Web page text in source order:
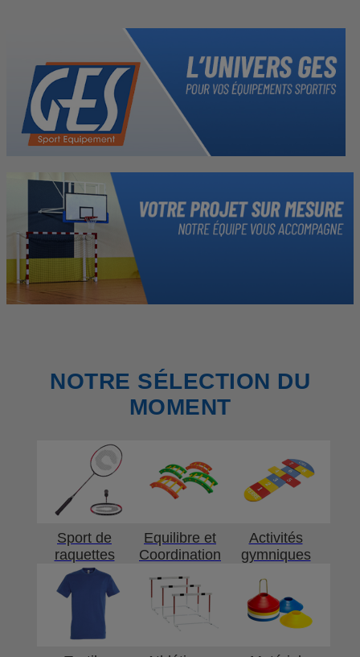
NOTRE SÉLECTION DU
MOMENT
Sport de
raquettes
Equilibre et
Coordination
Activités
gymniques